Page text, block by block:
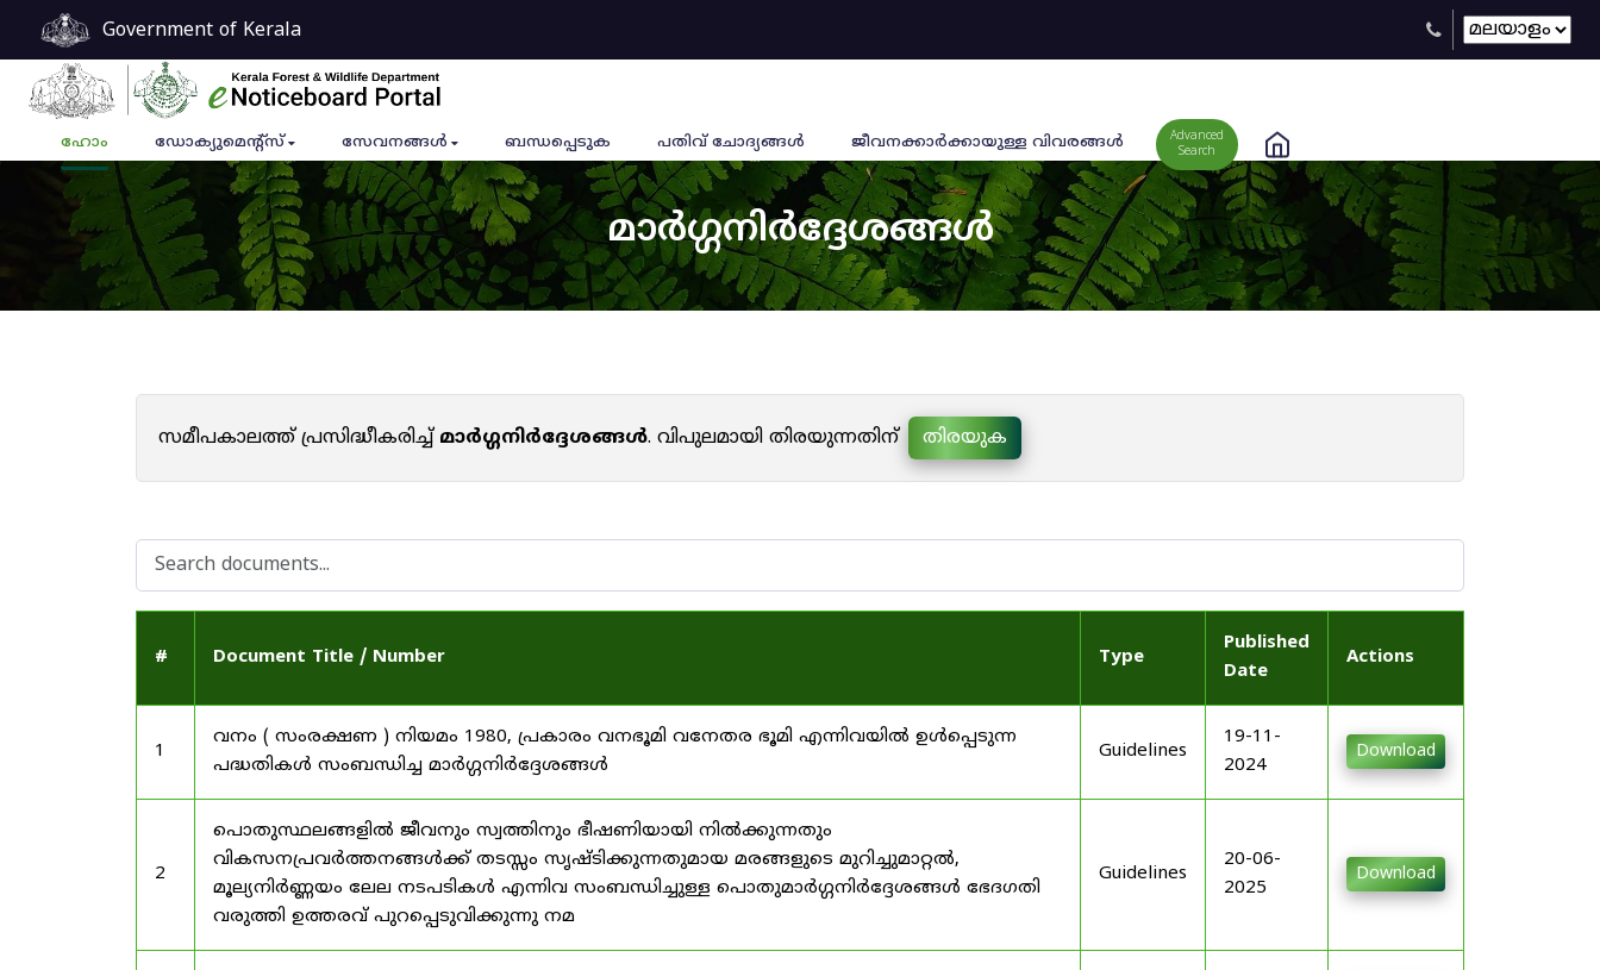
Government of Kerala
ഹോം ഡോക്യുമെൻ്റ്സ് സേവനങ്ങൾ ബന്ധപ്പെടുക പതിവ് ചോദ്യങ്ങൾ ജീവനക്കാര്‍ക്കായുള്ള വിവരങ്ങള്‍
Advanced
Search
മാർഗ്ഗനിർദ്ദേശങ്ങൾ
സമീപകാലത്ത് പ്രസിദ്ധീകരിച്ച്മാർഗ്ഗനിർദ്ദേശങ്ങൾ. വിപുലമായി തിരയുന്നതിന് തിരയുക
# Document Title / Number Type
Published
Date
Actions
1
വനം ( സംരക്ഷണ ) നിയമം 1980, പ്രകാരം വനഭൂമി വനേതര ഭൂമി എന്നിവയിൽ ഉൾപ്പെടുന്ന
പദ്ധതികൾ സംബന്ധിച്ച മാർഗ്ഗനിർദ്ദേശങ്ങൾ
Guidelines
19-11-
2024
Download
2
പൊതുസ്ഥലങ്ങളിൽ ജീവനും സ്വത്തിനും ഭീഷണിയായി നിൽക്കുന്നതും
വികസനപ്രവർത്തനങ്ങൾക്ക് തടസ്സം സൃഷ്ടിക്കുന്നതുമായ മരങ്ങളുടെ മുറിച്ചുമാറ്റൽ,
മൂല്യനിർണ്ണയം ലേല നടപടികൾ എന്നിവ സംബന്ധിച്ചുള്ള പൊതുമാർഗ്ഗനിർദ്ദേശങ്ങൾ ഭേദഗതി
വരുത്തി ഉത്തരവ് പുറപ്പെടുവിക്കുന്നു നമ
Guidelines
20-06-
2025
Download